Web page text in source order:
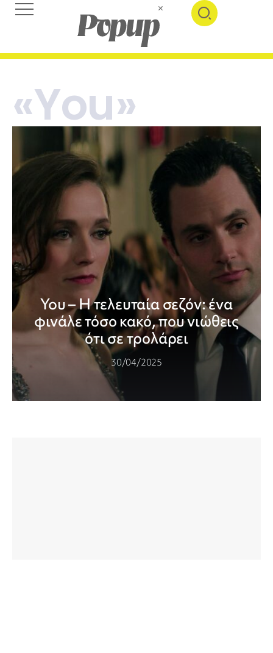
«You»
You – Η τελευταία σεζόν: ένα
φινάλε τόσο κακό, που νιώθεις
ότι σε τρολάρει
30/04/2025